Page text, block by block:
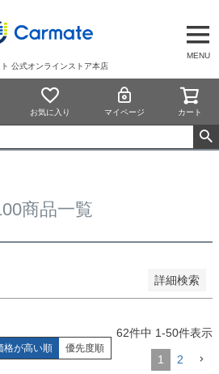
MENU
公式オンラインストア本店
お気に入り マイページ カート
商品一覧
詳細検索
順
検索
格が高い順 優先度順
62件中 1-50件表示
1 2